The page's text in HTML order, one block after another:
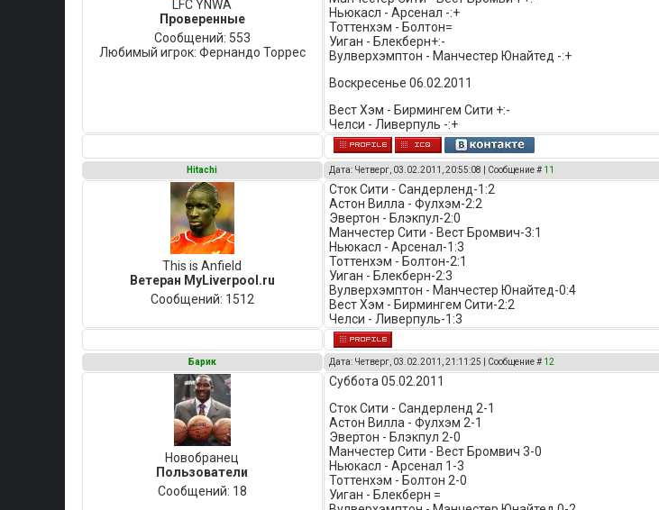
LFC YNWA
Проверенные
Сообщений: 553
Любимый игрок: Фернандо Торрес
Ньюкасл - Арсенал -:+
Тоттенхэм - Болтон=
Уиган - Блекберн+:-
Вулверхэмптон - Манчестер Юнайтед -:+
Воскресенье 06.02.2011
Вест Хэм - Бирмингем Сити +:-
Челси - Ливерпуль -:+
Hitachi Дата: Четверг, 03.02.2011, 20:55:08 | Сообщение # 11
This is Anfield
Ветеран MyLiverpool.ru
Сообщений: 1512
Сток Сити - Сандерленд-1:2
Астон Вилла - Фулхэм-2:2
Эвертон - Блэкпул-2:0
Манчестер Сити - Вест Бромвич-3:1
Ньюкасл - Арсенал-1:3
Тоттенхэм - Болтон-2:1
Уиган - Блекберн-2:3
Вулверхэмптон - Манчестер Юнайтед-0:4
Вест Хэм - Бирмингем Сити-2:2
Челси - Ливерпуль-1:3
Барик Дата: Четверг, 03.02.2011, 21:11:25 | Сообщение # 12
Новобранец
Пользователи
Сообщений: 18
Суббота 05.02.2011
Сток Сити - Сандерленд 2-1
Астон Вилла - Фулхэм 2-1
Эвертон - Блэкпул 2-0
Манчестер Сити - Вест Бромвич 3-0
Ньюкасл - Арсенал 1-3
Тоттенхэм - Болтон 2-0
Уиган - Блекберн =